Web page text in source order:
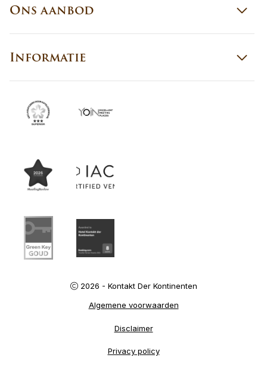
Ons aanbod
Informatie
2026 - Kontakt Der Kontinenten
Algemene voorwaarden
Disclaimer
Privacy policy